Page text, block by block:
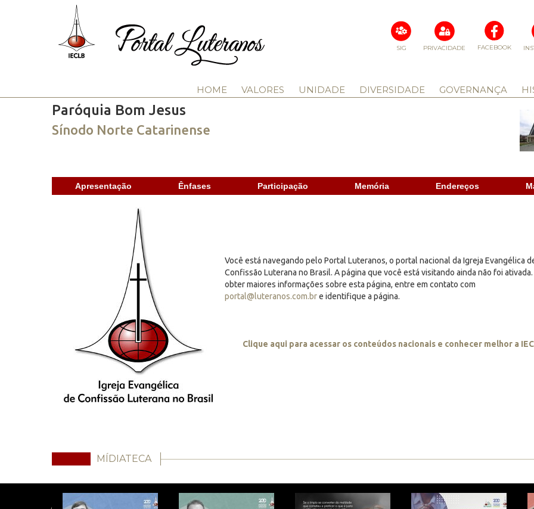
FACEBOOK
PRIVACIDADE
SIG
HOME VALORES UNIDADE DIVERSIDADE GOVERNANÇA
Paróquia Bom Jesus
Sínodo Norte Catarinense
Apresentação Ênfases Participação Memória Endereços
Você está navegando pelo Portal Luteranos, o portal nacional da Igreja Evangélica
Confissão Luterana no Brasil. A página que você está visitando ainda não foi ativada.
obter maiores informações sobre esta página, entre em contato com
portal@luteranos.com.bre identifique a página.
Clique aqui para acessar os conteúdos nacionais e conhecer melhor a
MÍDIATECA